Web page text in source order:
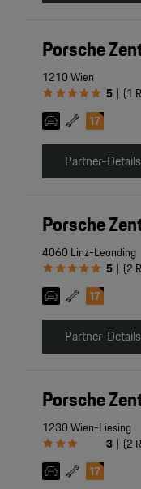
Porsche
1210 Wien
5 | (1
Partner-Details
Porsche
4060 Linz-Leonding
5 | (2
Partner-Details
Porsche
1230 Wien-Liesing
3 | (2